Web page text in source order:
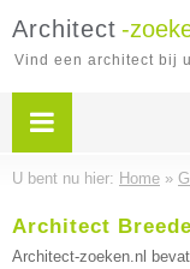
Architect -
Vind een architect bij
U bent nu hier: Home »
Architect
Architect-zoeken.nl